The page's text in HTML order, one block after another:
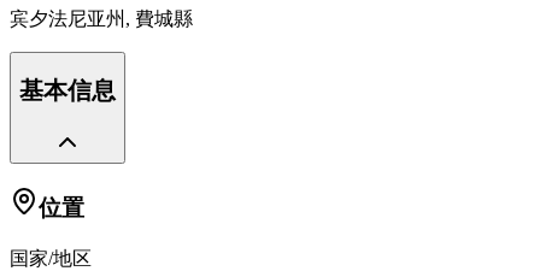
宾夕法尼亚州, 費城縣
基本信息
位置
国家/地区